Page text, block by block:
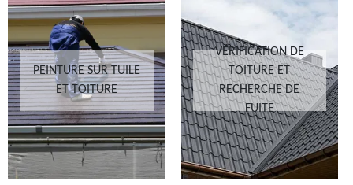
PEINTURE SUR TUILE
ET TOITURE
VÉRIFICATION DE
TOITURE ET
RECHERCHE DE
FUITE